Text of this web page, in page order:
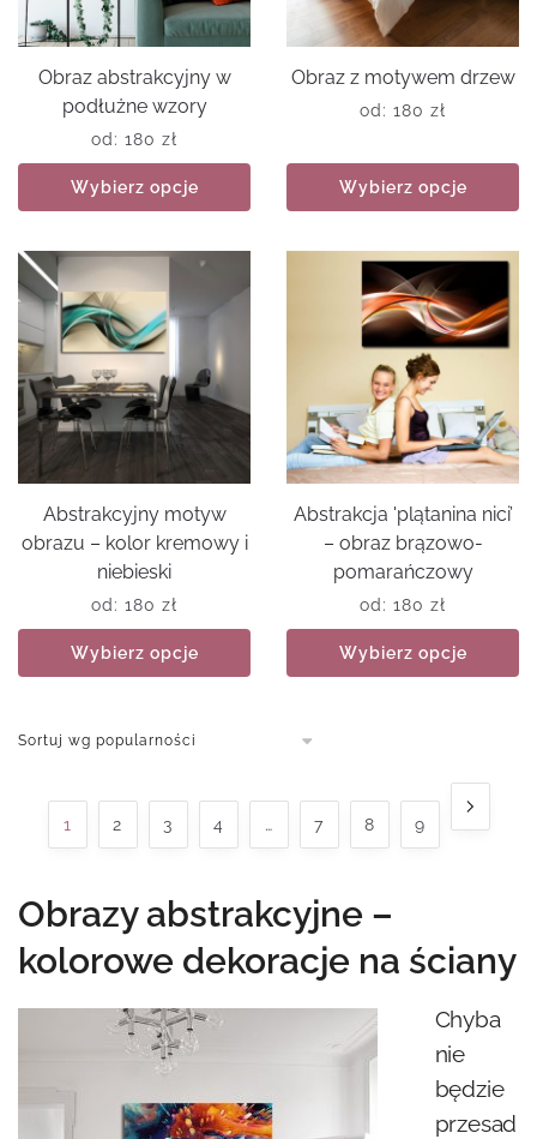
Obraz abstrakcyjny w
podłużne wzory
od: 180 zł
Wybierz opcje
Obraz z motywem drzew
od: 180 zł
Wybierz opcje
Abstrakcyjny motyw
obrazu – kolor kremowy i
niebieski
od: 180 zł
Wybierz opcje
Abstrakcja 'plątanina nici’
– obraz brązowo-
pomarańczowy
od: 180 zł
Wybierz opcje
1 2 3 4 … 7 8 9
Obrazy abstrakcyjne –
kolorowe dekoracje na ściany
Chyba
nie
będzie
przesad